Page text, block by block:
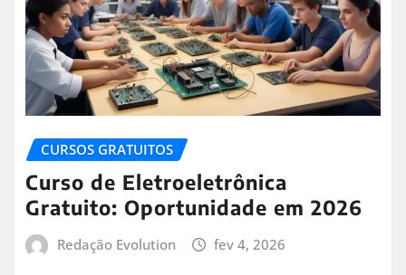
CURSOS GRATUITOS
Curso de Eletroeletrônica
Gratuito: Oportunidade em 2026
Redação Evolution fev 4, 2026